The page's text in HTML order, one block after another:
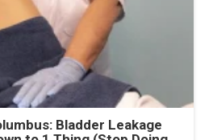
Bladder Leakage